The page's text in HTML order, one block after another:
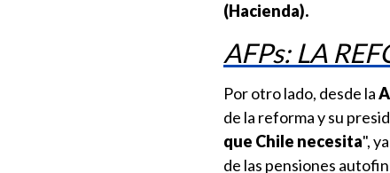
(Hacienda).
AFPs: LA
Por otro lado, desde la
de la reforma y su
que Chile necesita",
de las pensiones